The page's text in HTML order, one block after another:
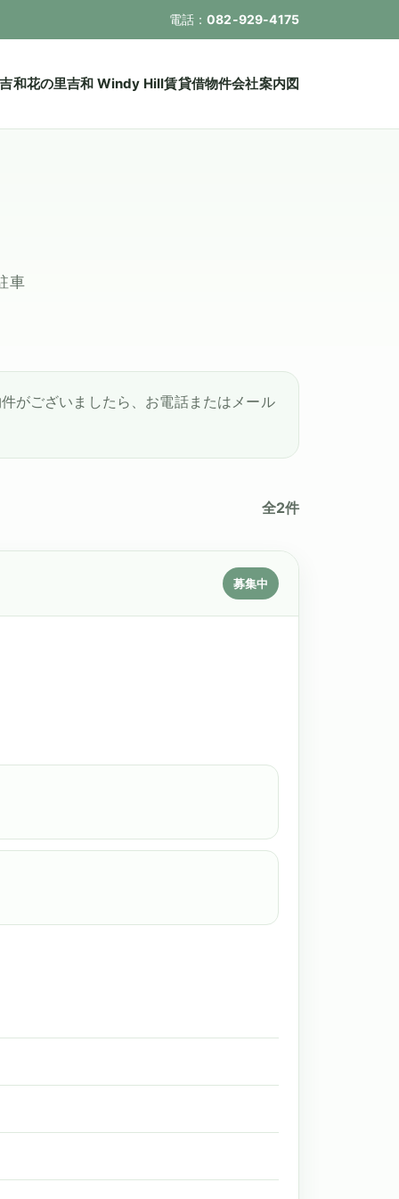
電話：082-929-4175
吉和花の里吉和 Windy Hill賃貸借物件会社案内図
車
がございましたら、お電話またはメール
全2件
募集中